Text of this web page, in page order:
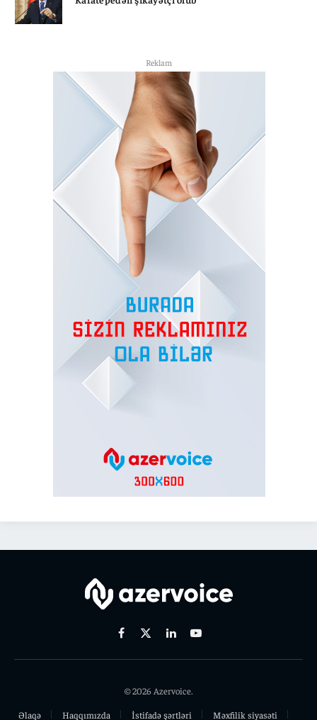
Reklam
Facebook
X
LinkedinYoutube
© 2026 Azervoice.
Əlaqə
Haqqımızda İstifadə şərtləri Məxfilik siyasəti